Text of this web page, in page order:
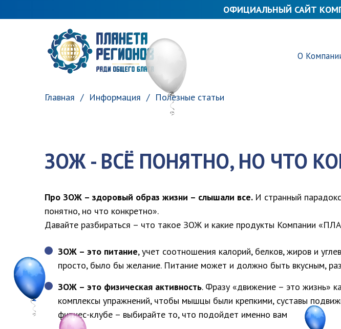
ОФИЦИАЛЬНЫЙ САЙТ
ПЛАНЕТА РЕГИОНОВ О
Главная Информация Полезные статьи
ЗОЖ - ВСЁ ПОНЯТНО, НО ЧТО
Про ЗОЖ – здоровый образ жизни – слышали все. И странный
понятно, но что конкретно».
Давайте разбираться – что такое ЗОЖ и какие продукты Компании
ЗОЖ – это питание, учет соотношения калорий, белков, жиров и
просто, было бы желание. Питание может и должно быть вкусным,
ЗОЖ – это физическая активность. Фразу «движение – это жизнь»
комплексы упражнений, чтобы мышцы были крепкими, суставы
фитнес-клубе – выбирайте то, что подойдет именно вам